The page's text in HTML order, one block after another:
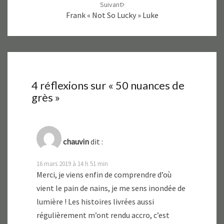
Suivant
Frank « Not So Lucky » Luke
4 réflexions sur « 50 nuances de
grès »
chauvindit :
16 mars 2019 à 14 h 51 min
Merci, je viens enfin de comprendre d’où
vient le pain de nains, je me sens inondée de
lumière ! Les histoires livrées aussi
régulièrement m’ont rendu accro, c’est